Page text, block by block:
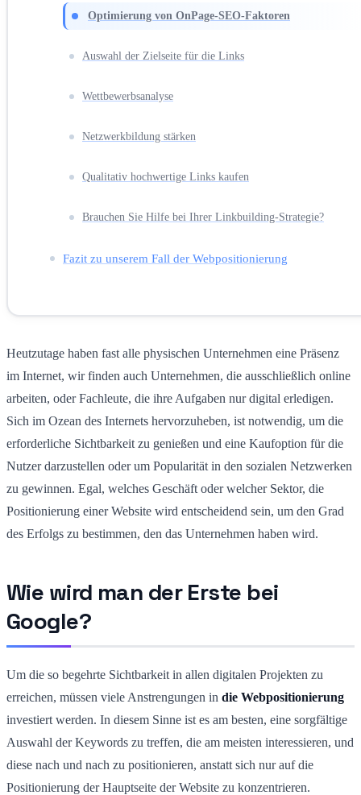
Optimierung von OnPage-SEO-Faktoren
Auswahl der Zielseite für die Links
Wettbewerbsanalyse
Netzwerkbildung stärken
Qualitativ hochwertige Links kaufen
Brauchen Sie Hilfe bei Ihrer Linkbuilding-Strategie?
Fazit zu unserem Fall der Webpositionierung
Heutzutage haben fast alle physischen Unternehmen eine Präsenz
im Internet, wir finden auch Unternehmen, die ausschließlich online
arbeiten, oder Fachleute, die ihre Aufgaben nur digital erledigen.
Sich im Ozean des Internets hervorzuheben, ist notwendig, um die
erforderliche Sichtbarkeit zu genießen und eine Kaufoption für die
Nutzer darzustellen oder um Popularität in den sozialen Netzwerken
zu gewinnen. Egal, welches Geschäft oder welcher Sektor, die
Positionierung einer Website wird entscheidend sein, um den Grad
des Erfolgs zu bestimmen, den das Unternehmen haben wird.
Wie wird man der Erste bei
Google?
Um die so begehrte Sichtbarkeit in allen digitalen Projekten zu
erreichen, müssen viele Anstrengungen in die Webpositionierung
investiert werden. In diesem Sinne ist es am besten, eine sorgfältige
Auswahl der Keywords zu treffen, die am meisten interessieren, und
diese nach und nach zu positionieren, anstatt sich nur auf die
Positionierung der Hauptseite der Website zu konzentrieren.